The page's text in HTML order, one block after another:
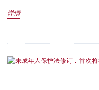
详情